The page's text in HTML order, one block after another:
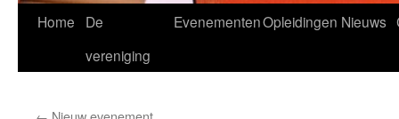
GaHome
De
vereniging
EvenementenOpleidingen Nieuws